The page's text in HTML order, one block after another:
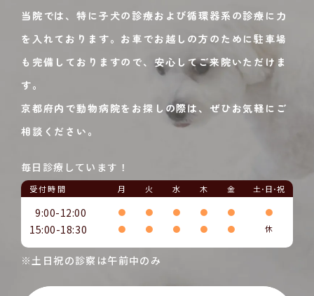
当院では、特に子犬の診療および循環器系の診療に力
を入れております。お車でお越しの方のために駐車場
も完備しておりますので、安心してご来院いただけま
す。
京都府内で動物病院をお探しの際は、ぜひお気軽にご
相談ください。
毎日診療しています！
受付時間 月 火 水 木 金 土･日･祝
9:00-12:00 ● ● ● ● ● ●
15:00-18:30 ● ● ● ● ● 休
※土日祝の診察は午前中のみ